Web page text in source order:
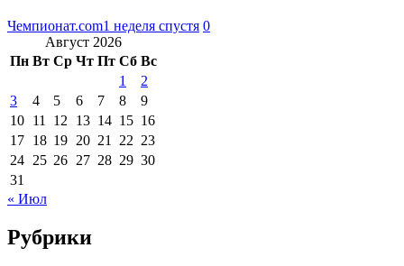
Чемпионат.com1 неделя спустя 0
Август 2026
Пн Вт Ср Чт Пт Сб Вс
1
2
3
4 5 6 7 8
9
10 11 12 13 14 15 16
17 18 19 20 21 22 23
24 25 26 27 28 29 30
31
« Июл
Рубрики